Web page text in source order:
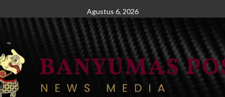
to
Agustus 6, 2026